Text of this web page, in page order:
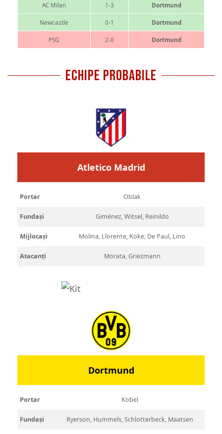
AC Milan 1-3 Dortmund
Newcastle 0-1 Dortmund
PSG 2-0 Dortmund
ECHIPE PROBABILE
Atletico Madrid
Portar Oblak
Fundași Giménez, Witsel, Reinildo
Mijlocași Molina, Llorente, Koke, De Paul, Lino
Atacanți Morata, Griezmann
Dortmund
Portar Kobel
Fundași Ryerson, Hummels, Schlotterbeck, Maatsen